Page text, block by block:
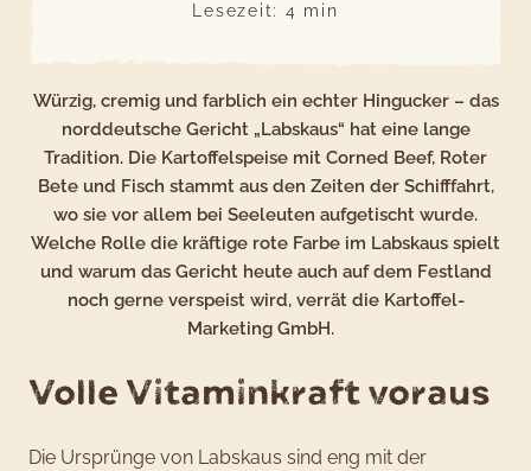
Lesezeit: 4 min
Würzig, cremig und farblich ein echter Hingucker – das
norddeutsche Gericht „Labskaus“ hat eine lange
Tradition. Die Kartoffelspeise mit Corned Beef, Roter
Bete und Fisch stammt aus den Zeiten der Schifffahrt,
wo sie vor allem bei Seeleuten aufgetischt wurde.
Welche Rolle die kräftige rote Farbe im Labskaus spielt
und warum das Gericht heute auch auf dem Festland
noch gerne verspeist wird, verrät die Kartoffel-
Marketing GmbH.
Volle Vitaminkraft voraus
Die Ursprünge von Labskaus sind eng mit der